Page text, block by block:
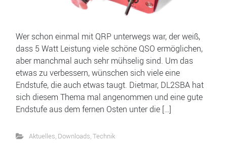
Wer schon einmal mit QRP unterwegs war, der weiß,
dass 5 Watt Leistung viele schöne QSO ermöglichen,
aber manchmal auch sehr mühselig sind. Um das
etwas zu verbessern, wünschen sich viele eine
Endstufe, die auch etwas taugt. Dietmar, DL2SBA hat
sich diesem Thema mal angenommen und eine gute
Endstufe aus dem fernen Osten unter die […]
Aktuelles, Downloads,Technik